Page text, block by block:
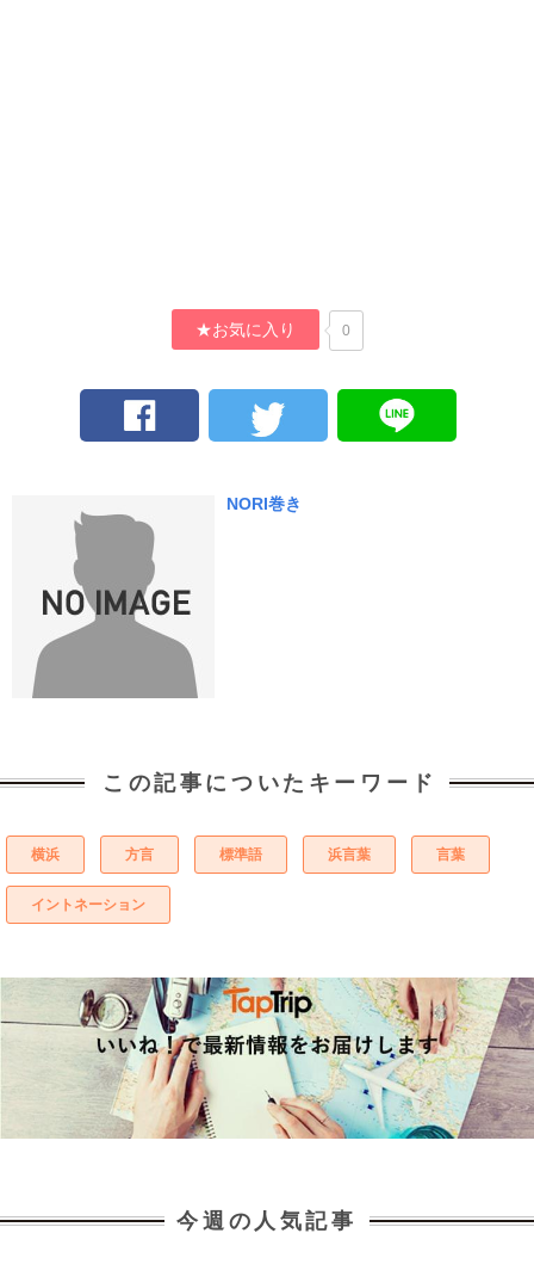
★お気に入り 0
NORI巻き
この記事についたキーワード
横浜 方言 標準語 浜言葉 言葉
イントネーション
今週の人気記事